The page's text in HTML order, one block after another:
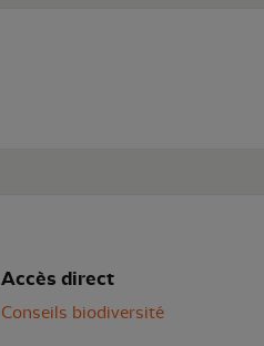
Accès direct
Conseils biodiversité